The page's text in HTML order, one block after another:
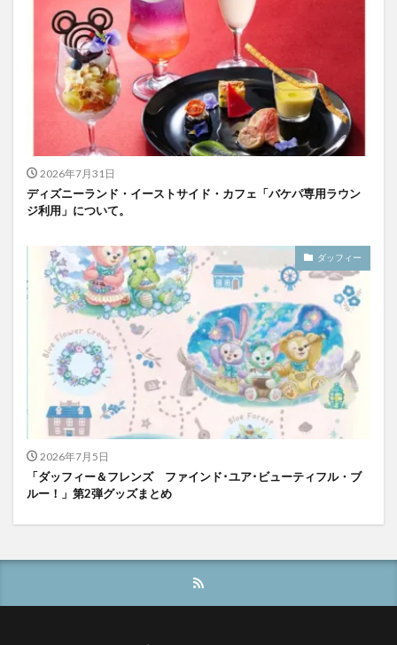
2026年7月31日
ディズニーランド・イーストサイド・カフェ「バケパ専用ラウン
ジ利用」について。
ダッフィー
2026年7月5日
「ダッフィー＆フレンズ ファインド･ユア･ビューティフル・ブ
ルー！」第2弾グッズまとめ